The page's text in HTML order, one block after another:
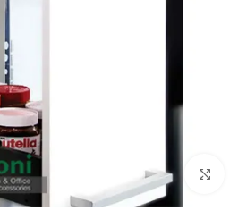
بزرگنمایی تصویر